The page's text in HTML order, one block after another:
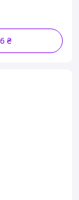
₴